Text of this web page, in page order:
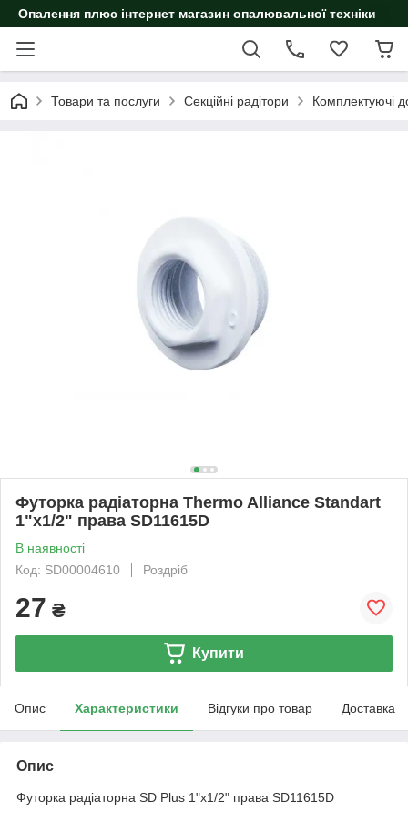
Опалення плюс інтернет магазин опалювальної техніки
Товари та послуги Секційні радітори Комплектуючі
Футорка радіаторна Thermo Alliance Standart
1"х1/2" права SD11615D
В наявності
Код: SD00004610
Роздріб
27 ₴
Купити
Опис Характеристики Відгуки про товар Доставка
Опис
Футорка радіаторна SD Plus 1"х1/2" права SD11615D